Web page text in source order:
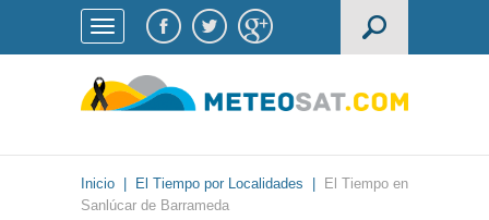
Inicio El Tiempo por Localidades
El Tiempo en
Sanlúcar de Barrameda